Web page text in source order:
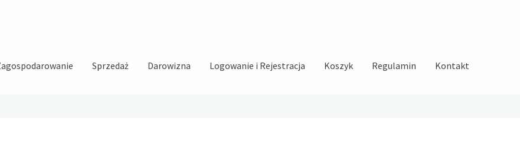
Sprzedaż Darowizna Logowanie i Rejestracja Koszyk Regulamin Kontakt